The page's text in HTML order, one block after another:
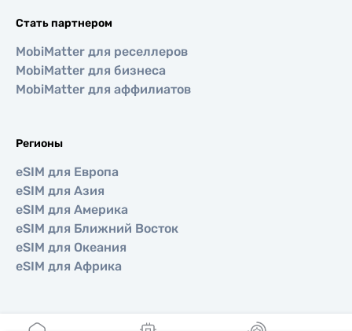
Стать партнером
MobiMatter для реселлеров
MobiMatter для бизнеса
MobiMatter для аффилиатов
Регионы
eSIM для Европа
eSIM для Азия
eSIM для Америка
eSIM для Ближний Восток
eSIM для Океания
eSIM для Африка
Страны